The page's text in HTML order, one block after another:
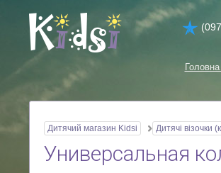
Головна
Дитячий магазин Kidsi Дитячі візочки
Универсальная